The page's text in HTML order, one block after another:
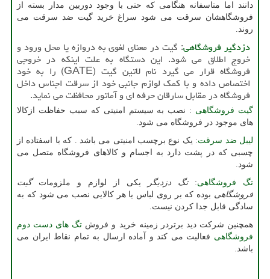
دانند اما متاسفانه هنگامی که حتی با وجود دوربین مدار بسته از
فروشگاهشان سرقت می شود سراغ خرید گیت ضد سرقت می
روند.
دزدگیر فروشگاهی: گیت در معنای لغوی به دروازه یا محل ورود و
خروج اطلاق می شود. این دستگاه به علت اینکه در خروجی
فروشگاه قرار می گیرد نام لاتین گیت (GATE) را به خود
اختصاص داده و با کمک لوازم جانبی خود از سرقت اجناس داخل
فروشگاه در مقابل سارقان حرفه ای و آماتور محافظت می نماید.
گیت فروشگاهی : نصب به سیستم امنیتی که سبب حفاظت ازکالا
های موجود در فروشگاه می شود.
لیبل ضد سرقت: یک نوع برچسب امنیتی می باشد . که با اسفتاده از
چسبی که در پشت دارد به اجسام و کالاهای فروشگاه متصل می
شود.
تگ فروشگاهی:تگ دزدیگر یکی از لوازم و ملزوماتگیت
فروشگاهی بوده که بر روی لباس یا هر کالایی نصب می شود که به
سادگی قابل جدا کردن نیست.
همچنین شرکت دید برتردر زمینه خرید و فروش تگ های دست دوم
فروشگاهی فعالیت می کند و آماده ارسال به تمام نقاط ایران می
باشد.